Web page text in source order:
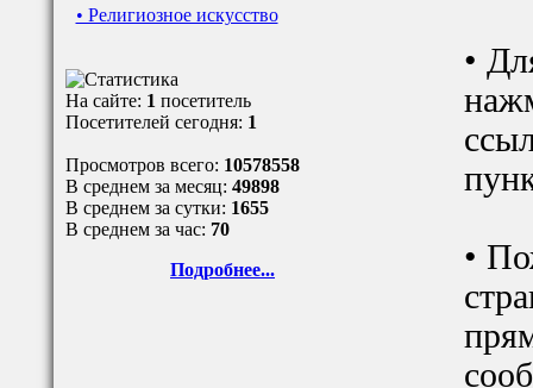
• Религиозное искусство
На сайте: 1 посетитель
Посетителей сегодня: 1
Просмотров всего: 10578558
В среднем за месяц: 49898
В среднем за сутки: 1655
В среднем за час: 70
Подробнее...
•
•